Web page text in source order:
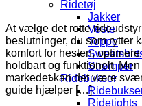
Ridetøj
Jakker
Veste
Toppe
Strømper
Ridebukser
Ridetights
At vælge det rette
beslutninger, du som rytter
komfort for hesten,
holdbart og funktionelt.
markedet kan det være
guide hjælper […]